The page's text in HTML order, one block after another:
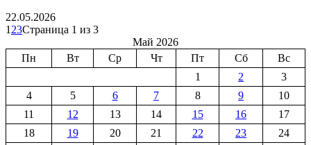
22.05.2026
1 23Страница 1 из 3
Май 2026
Пн
Вт Ср Чт Пт Сб
Вс
1
2
3
4
5 6 7 8 9
10
11
12 13 14 15 16
17
18
19 20 21 22 23
24